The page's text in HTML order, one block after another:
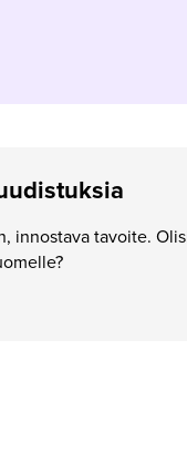
innostava tavoite.